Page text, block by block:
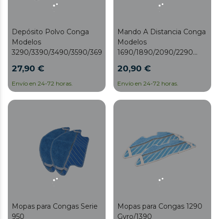
Depósito Polvo Conga
Modelos
3290/3390/3490/3590/3690/3790/3890
27,90 €
Envío en 24-72 horas.
Mando A Distancia Conga
Modelos
1690/1890/2090/2290
20,90 €
Envío en 24-72 horas.
Mopas para Congas Serie
950
Mopas para Congas 1290
Gyro/1390